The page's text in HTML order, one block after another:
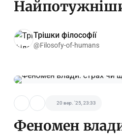
Трішки філософії
@Filosofy-of-humans
20 вер. '25, 23:33
Феномен